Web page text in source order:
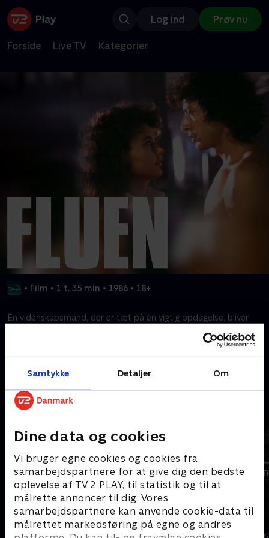
Samtykke Detaljer Om
Dine data og cookies
Vi bruger egne cookies og cookies fra
samarbejdspartnere for at give dig den bedste
oplevelse af TV 2 PLAY, til statistik og til at
målrette annoncer til dig. Vores
samarbejdspartnere kan anvende cookie-data til
målrettet markedsføring på egne og andres
Log ind Prøv nu
Forside Live TV Kategorier
• Film • 1 t. 35 min • 1986 • 18+
En videnskabsmand, der er tæt på en vigtig opdagelse, bliver
Mere indhold fra Disney+